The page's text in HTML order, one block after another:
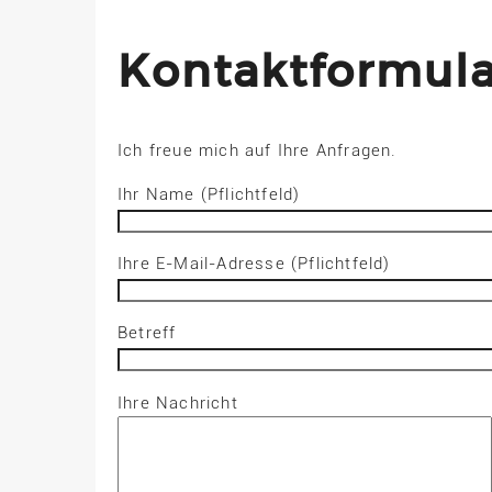
Ich freue mich auf Ihre Anfragen.
Ihr Name (Pflichtfeld)
Ihre E-Mail-Adresse (Pflichtfeld)
Betreff
Ihre Nachricht